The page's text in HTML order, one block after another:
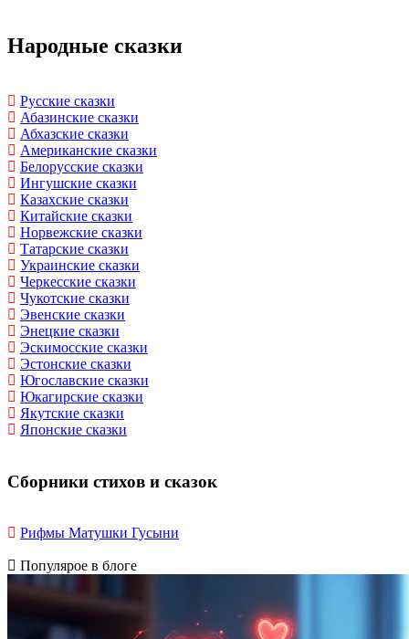
Народные сказки
Русские сказки
Абазинские сказки
Абхазские сказки
Американские сказки
Белорусские сказки
Ингушские сказки
Казахские сказки
Китайские сказки
Норвежские сказки
Татарские сказки
Украинские сказки
Черкесские сказки
Чукотские сказки
Эвенские сказки
Энецкие сказки
Эскимосские сказки
Эстонские сказки
Югославские сказки
Юкагирские сказки
Якутские сказки
Японские сказки
Сборники стихов и сказок
Рифмы Матушки Гусыни
Популярое в блоге